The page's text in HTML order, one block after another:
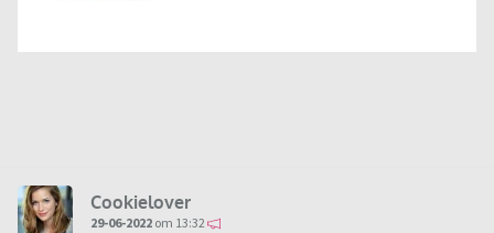
Cookielover
29-06-2022 om 13:32